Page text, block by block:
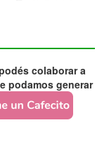
colaborar a
podamos generar